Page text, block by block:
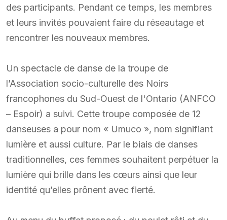
des participants. Pendant ce temps, les membres
et leurs invités pouvaient faire du réseautage et
rencontrer les nouveaux membres.
Un spectacle de danse de la troupe de
l’Association socio-culturelle des Noirs
francophones du Sud-Ouest de l'Ontario (ANFCO
– Espoir) a suivi. Cette troupe composée de 12
danseuses a pour nom « Umuco », nom signifiant
lumière et aussi culture. Par le biais de danses
traditionnelles, ces femmes souhaitent perpétuer la
lumière qui brille dans les cœurs ainsi que leur
identité qu’elles prônent avec fierté.